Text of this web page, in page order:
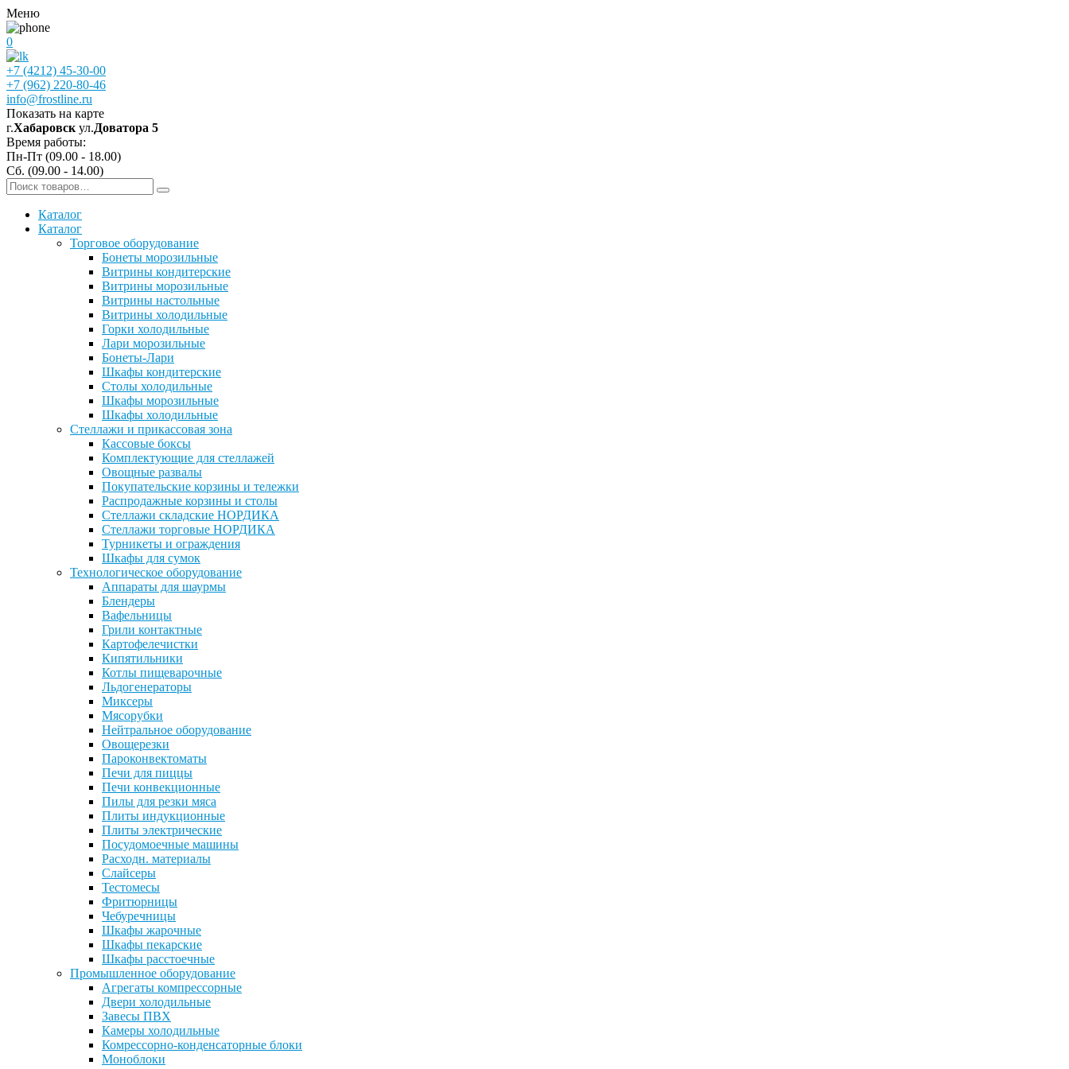
Меню
0
+7 (4212) 45-30-00
+7 (962) 220-80-46
info@frostline.ru
Показать на карте
г.Хабаровск ул.Доватора 5
Время работы:
Пн-Пт (09.00 - 18.00)
Сб. (09.00 - 14.00)
Каталог
Каталог
Торговое оборудование
Бонеты морозильные
Витрины кондитерские
Витрины морозильные
Витрины настольные
Витрины холодильные
Горки холодильные
Лари морозильные
Бонеты-Лари
Шкафы кондитерские
Столы холодильные
Шкафы морозильные
Шкафы холодильные
Стеллажи и прикассовая зона
Кассовые боксы
Комплектующие для стеллажей
Овощные развалы
Покупательские корзины и тележки
Распродажные корзины и столы
Стеллажи складские НОРДИКА
Стеллажи торговые НОРДИКА
Турникеты и ограждения
Шкафы для сумок
Технологическое оборудование
Аппараты для шаурмы
Блендеры
Вафельницы
Грили контактные
Картофелечистки
Кипятильники
Котлы пищеварочные
Льдогенераторы
Миксеры
Мясорубки
Нейтральное оборудование
Овощерезки
Пароконвектоматы
Печи для пиццы
Печи конвекционные
Пилы для резки мяса
Плиты индукционные
Плиты электрические
Посудомоечные машины
Расходн. материалы
Слайсеры
Тестомесы
Фритюрницы
Чебуречницы
Шкафы жарочные
Шкафы пекарские
Шкафы расстоечные
Промышленное оборудование
Агрегаты компрессорные
Двери холодильные
Завесы ПВХ
Камеры холодильные
Комрессорно-конденсаторные блоки
Моноблоки